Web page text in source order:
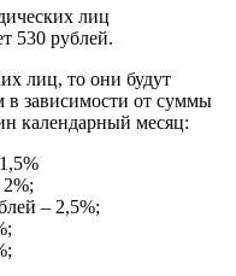
лиц
530 рублей.
лиц, то они будут
в зависимости от суммы
календарный месяц:
– 2,5%;